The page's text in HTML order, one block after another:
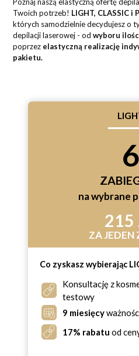
Twoich potrzeb! LIGHT, CLASSIC i
których samodzielnie decydujesz o
depilacji laserowej - odwyboru
poprzez elastyczną realizację
pakietu.
6
na wybrane
215
ZA JEDEN
Co zyskasz wybierając
Konsultację z
testowy
9 miesięcy
17% rabatu od